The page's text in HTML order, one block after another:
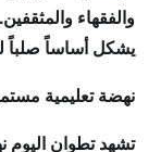
والفقهاء
يشكل أساساً صلباً
نهضة تعليمية
تشهد تطوان اليوم